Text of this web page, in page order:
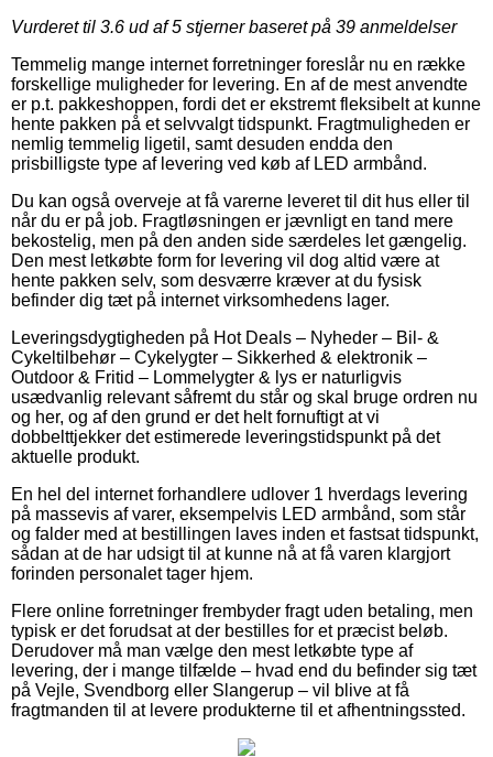
Vurderet til 3.6 ud af 5 stjerner baseret på 39 anmeldelser
Temmelig mange internet forretninger foreslår nu en række
forskellige muligheder for levering. En af de mest anvendte
er p.t. pakkeshoppen, fordi det er ekstremt fleksibelt at kunne
hente pakken på et selvvalgt tidspunkt. Fragtmuligheden er
nemlig temmelig ligetil, samt desuden endda den
prisbilligste type af levering ved køb af LED armbånd.
Du kan også overveje at få varerne leveret til dit hus eller til
når du er på job. Fragtløsningen er jævnligt en tand mere
bekostelig, men på den anden side særdeles let gængelig.
Den mest letkøbte form for levering vil dog altid være at
hente pakken selv, som desværre kræver at du fysisk
befinder dig tæt på internet virksomhedens lager.
Leveringsdygtigheden på Hot Deals – Nyheder – Bil- &
Cykeltilbehør – Cykelygter – Sikkerhed & elektronik –
Outdoor & Fritid – Lommelygter & lys er naturligvis
usædvanlig relevant såfremt du står og skal bruge ordren nu
og her, og af den grund er det helt fornuftigt at vi
dobbelttjekker det estimerede leveringstidspunkt på det
aktuelle produkt.
En hel del internet forhandlere udlover 1 hverdags levering
på massevis af varer, eksempelvis LED armbånd, som står
og falder med at bestillingen laves inden et fastsat tidspunkt,
sådan at de har udsigt til at kunne nå at få varen klargjort
forinden personalet tager hjem.
Flere online forretninger frembyder fragt uden betaling, men
typisk er det forudsat at der bestilles for et præcist beløb.
Derudover må man vælge den mest letkøbte type af
levering, der i mange tilfælde – hvad end du befinder sig tæt
på Vejle, Svendborg eller Slangerup – vil blive at få
fragtmanden til at levere produkterne til et afhentningssted.